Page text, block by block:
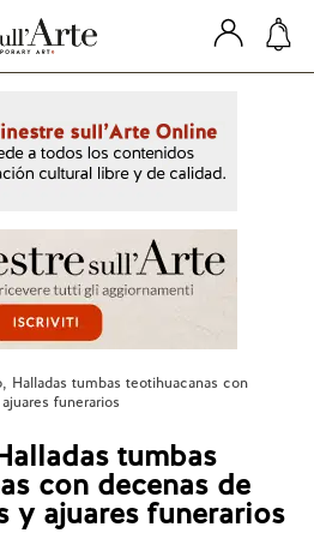
Halladas tumbas teotihuacanas con
funerarios
tumbas
con decenas de
y ajuares funerarios